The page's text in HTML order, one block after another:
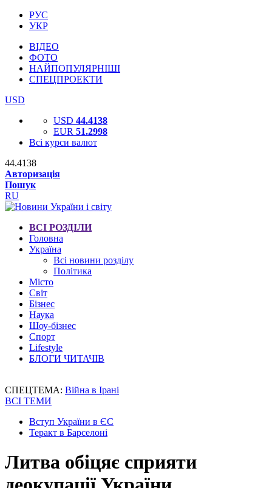
РУС
УКР
ВІДЕО
ФОТО
НАЙПОПУЛЯРНІШІ
СПЕЦПРОЕКТИ
USD
USD 44.4138
EUR 51.2998
Всі курси валют
44.4138
Авторизація
Пошук
RU
ВСІ РОЗДІЛИ
Головна
Україна
Всі новини розділу
Політика
Місто
Світ
Бізнес
Наука
Шоу-бізнес
Спорт
Lifestyle
БЛОГИ ЧИТАЧІВ
СПЕЦТЕМА: Війна в Ірані
ВСІ ТЕМИ
Вступ України в ЄС
Теракт в Барселоні
Литва обіцяє сприяти